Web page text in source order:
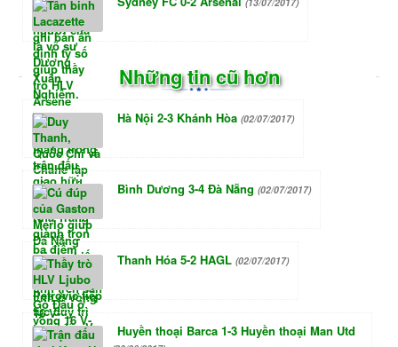
Những tin cũ hơn
Hà Nội 2-3 Khánh Hòa (02/07/2017)
Bình Dương 3-4 Đà Nẵng (02/07/2017)
Thanh Hóa 5-2 HAGL (02/07/2017)
Huyền thoại Barca 1-3 Huyền thoại Man Utd